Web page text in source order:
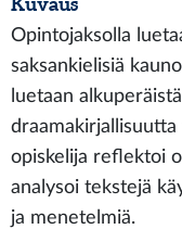
Opintojaksolla
saksankielisiä
luetaan
opiskelija reflektoi
analysoi tekstejä
ja menetelmiä.